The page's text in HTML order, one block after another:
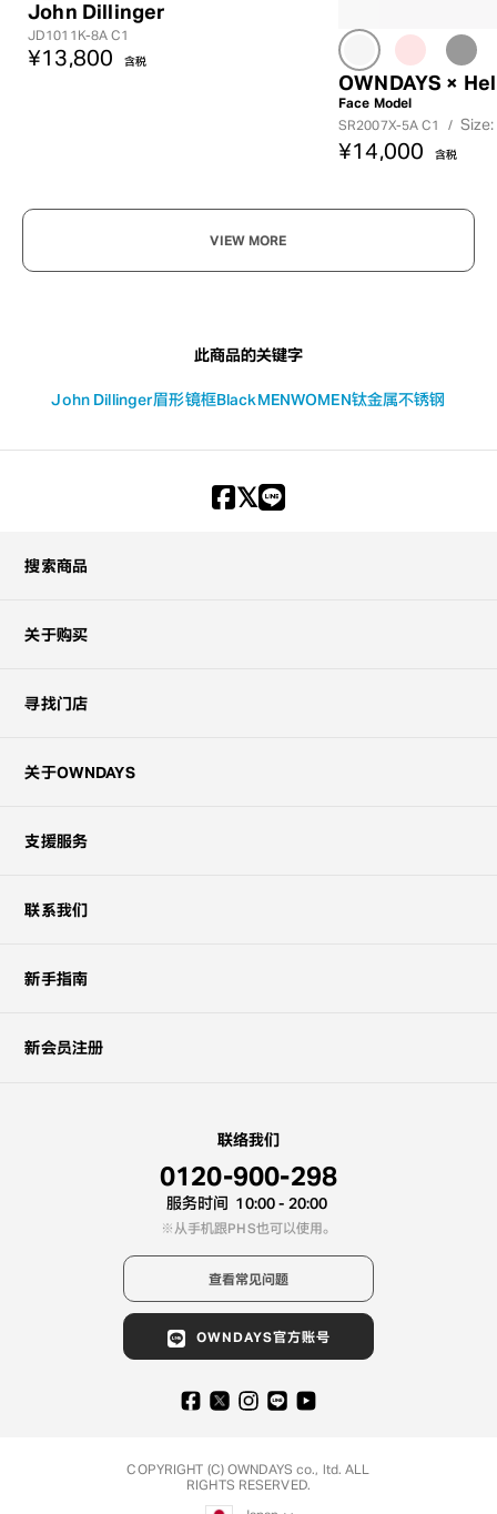
John Dillinger
JD1011K-8A C1
¥13,800 含税
OWNDAYS ×
Face Model
SR2007X-5A C1
/ Size:
¥14,000 含税
VIEW MORE
此商品的关键字
John Dillinger眉形镜框Black MENWOMEN钛金属不锈钢
搜索商品
关于购买
寻找门店
关于OWNDAYS
支援服务
联系我们
新手指南
新会员注册
联络我们
0120-900-298
服务时间 10:00 - 20:00
从手机跟PHS也可以使用。
查看常见问题
OWNDAYS官方账号
COPYRIGHT (C) OWNDAYS co., ltd. ALL
RIGHTS RESERVED.